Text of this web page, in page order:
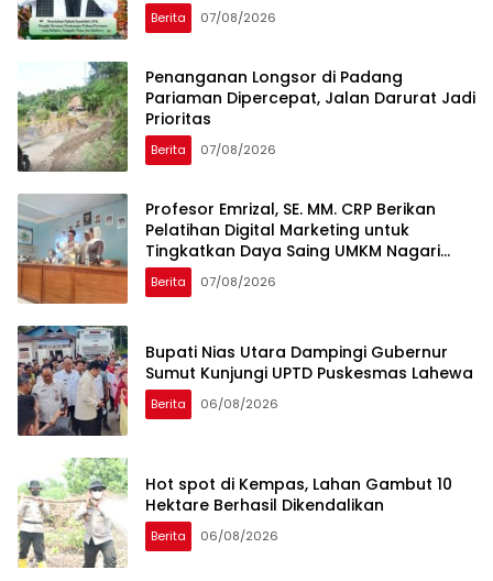
Berita 07/08/2026
Penanganan Longsor di Padang
Pariaman Dipercepat, Jalan Darurat Jadi
Prioritas
Berita 07/08/2026
Profesor Emrizal, SE. MM. CRP Berikan
Pelatihan Digital Marketing untuk
Tingkatkan Daya Saing UMKM Nagari
Toboh Gadang
Berita 07/08/2026
Bupati Nias Utara Dampingi Gubernur
Sumut Kunjungi UPTD Puskesmas Lahewa
Berita 06/08/2026
Hot spot di Kempas, Lahan Gambut 10
Hektare Berhasil Dikendalikan
Berita 06/08/2026